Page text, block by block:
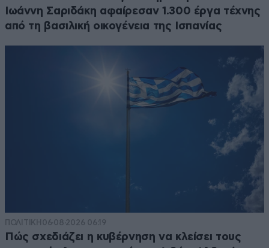
Ιωάννη Σαριδάκη αφαίρεσαν 1.300 έργα τέχνης
από τη βασιλική οικογένεια της Ισπανίας
ΠΟΛΙΤΙΚΗ 06·08·2026 06:19
Πώς σχεδιάζει η κυβέρνηση να κλείσει τους